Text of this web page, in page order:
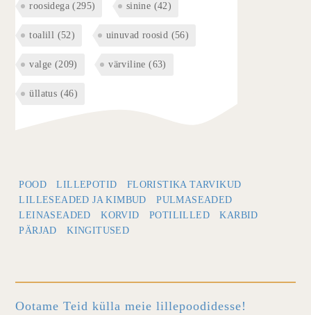
roosidega (295) sinine (42)
toalill (52) uinuvad roosid (56)
valge (209) värviline (63)
üllatus (46)
POOD LILLEPOTID
FLORISTIKA TARVIKUD
LILLESEADED JA KIMBUD
PULMASEADED
LEINASEADED
KORVID POTILILLED
KARBID
PÄRJAD
KINGITUSED
Ootame Teid külla meie lillepoodidesse!